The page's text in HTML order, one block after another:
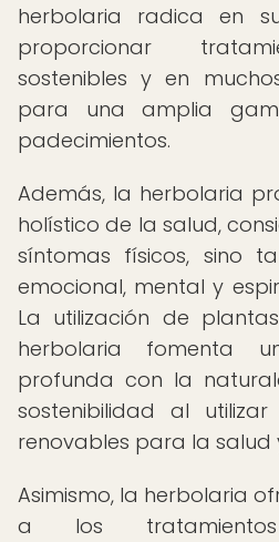
herbolaria radica en
proporcionar
sostenibles y en
para una amplia
padecimientos.
Además, la herbolaria
holístico de la salud,
síntomas físicos, sino
emocional, mental y
La utilización de
herbolaria fomenta
profunda con la
sostenibilidad al utilizar
renovables para la salud
Asimismo, la herbolaria
a los tratamientos